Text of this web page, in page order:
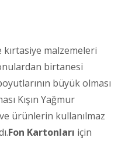
kırtasiye malzemeleri
birtanesi
büyük olması
Kışın Yağmur
ürünlerin kullanılmaz
Fon Kartonları için